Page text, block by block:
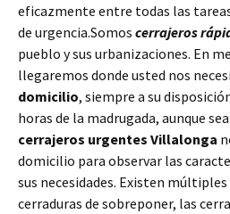
eficazmente entre todas las
de urgencia.Somos cerrajeros
pueblo y sus urbanizaciones. En
llegaremos donde usted nos
domicilio, siempre a su
horas de la madrugada, aunque
cerrajeros urgentes Villalonga
domicilio para observar las
sus necesidades. Existen
cerraduras de sobreponer, las